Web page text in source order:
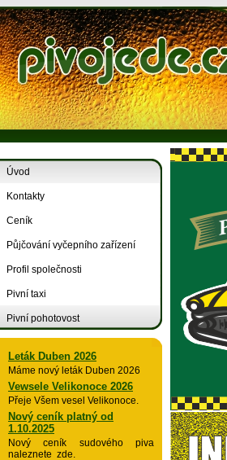
Úvod
Kontakty
Ceník
Půjčování vyčepního zařízení
Profil společnosti
Pivní taxi
Pivní pohotovost
Leták Duben 2026
Máme nový leták Duben 2026
Vewsele Velikonoce 2026
Přeje Všem vesel Velikonoce.
Nový ceník platný od
1.10.2025
Nový ceník sudového piva
naleznete zde.